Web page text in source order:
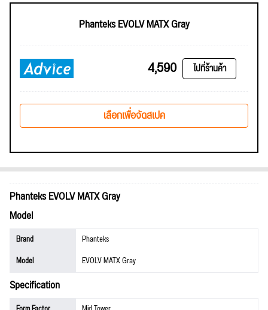
Phanteks EVOLV MATX Gray
4,590 ไปที่ร้านค้า
เลือกเพื่อจัดสเปค
Phanteks EVOLV MATX Gray
Model
Brand
Phanteks
Model
EVOLV MATX Gray
Specification